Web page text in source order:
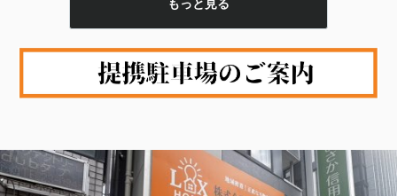
す。今日からすぐに実践できる簡単なコツで、毎日気持ちよく洗
面台を使い続けましょう。 【目次】・賃貸の洗面台に最適な掃除
の基本スタイル・毎日できる「ちょこっと掃除」習慣で清潔キー
プ・週に一度できる「しっかり掃除」テクニック・賃貸ライフに
役立つ掃除のポイント＆注意点・まとめ賃貸の洗面台に最適な掃
除の基本スタイル...
もっと見る